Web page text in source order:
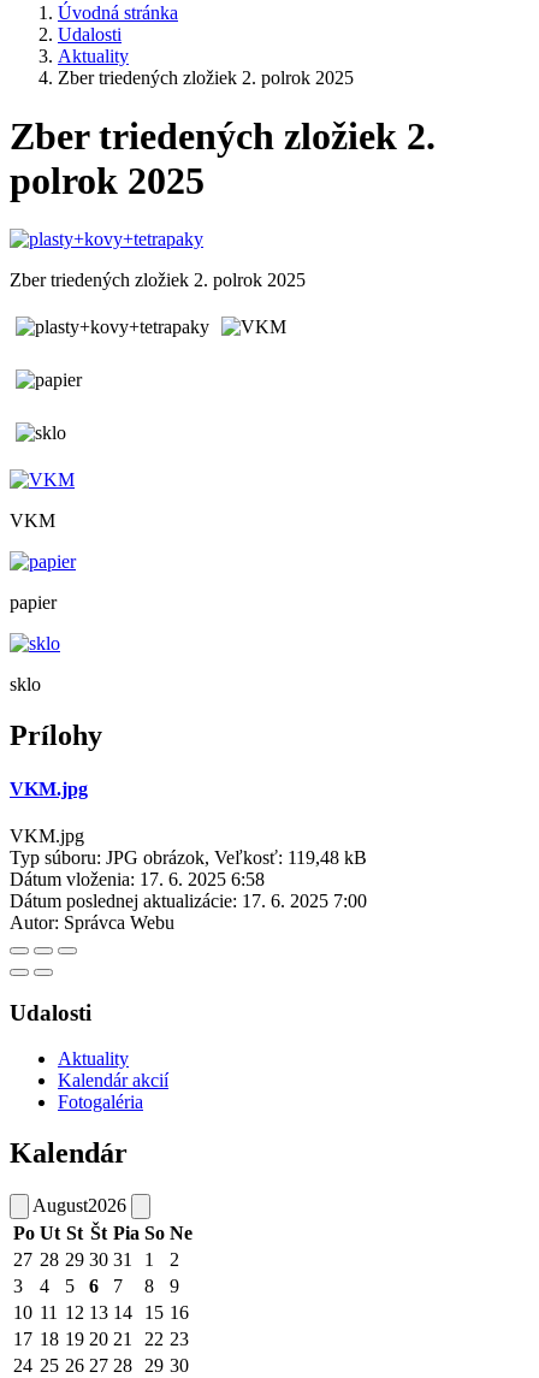
Úvodná stránka
Udalosti
Aktuality
Zber triedených zložiek 2. polrok 2025
Zber triedených zložiek 2.
polrok 2025
Zber triedených zložiek 2. polrok 2025
VKM
papier
sklo
Prílohy
VKM.jpg
VKM.jpg
Typ súboru: JPG obrázok, Veľkosť: 119,48 kB
Dátum vloženia: 17. 6. 2025 6:58
Dátum poslednej aktualizácie: 17. 6. 2025 7:00
Autor: Správca Webu
Udalosti
Aktuality
Kalendár akcií
Fotogaléria
Kalendár
August2026
Po Ut St Št Pia So Ne
27 28 29 30 31 1
2
3
4 5 6 7 8
9
10 11 12 13 14 15 16
17 18 19 20 21 22 23
24 25 26 27 28 29 30